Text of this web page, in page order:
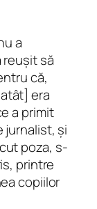
a
reușit să
că,
era
a primit
jurnalist, și
poza, s-
printre
copiilor